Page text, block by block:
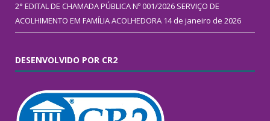
2° EDITAL DE CHAMADA PÚBLICA Nº 001/2026 SERVIÇO DE
ACOLHIMENTO EM FAMÍLIA ACOLHEDORA 14 de janeiro de 2026
DESENVOLVIDO POR CR2